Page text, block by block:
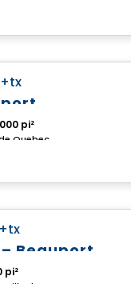
+tx
pi²
+tx
Beauport
pi²